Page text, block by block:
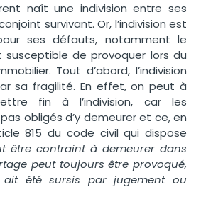
naît une indivision entre ses
survivant. Or, l’indivision est
ses défauts, notamment le
susceptible de provoquer lors du
Tout d’abord, l’indivision
sa fragilité. En effet, on peut à
fin à l’indivision, car les
obligés d’y demeurer et ce, en
815 du code civil qui dispose
être contraint à demeurer dans
peut toujours être provoqué,
ait été sursis par jugement ou